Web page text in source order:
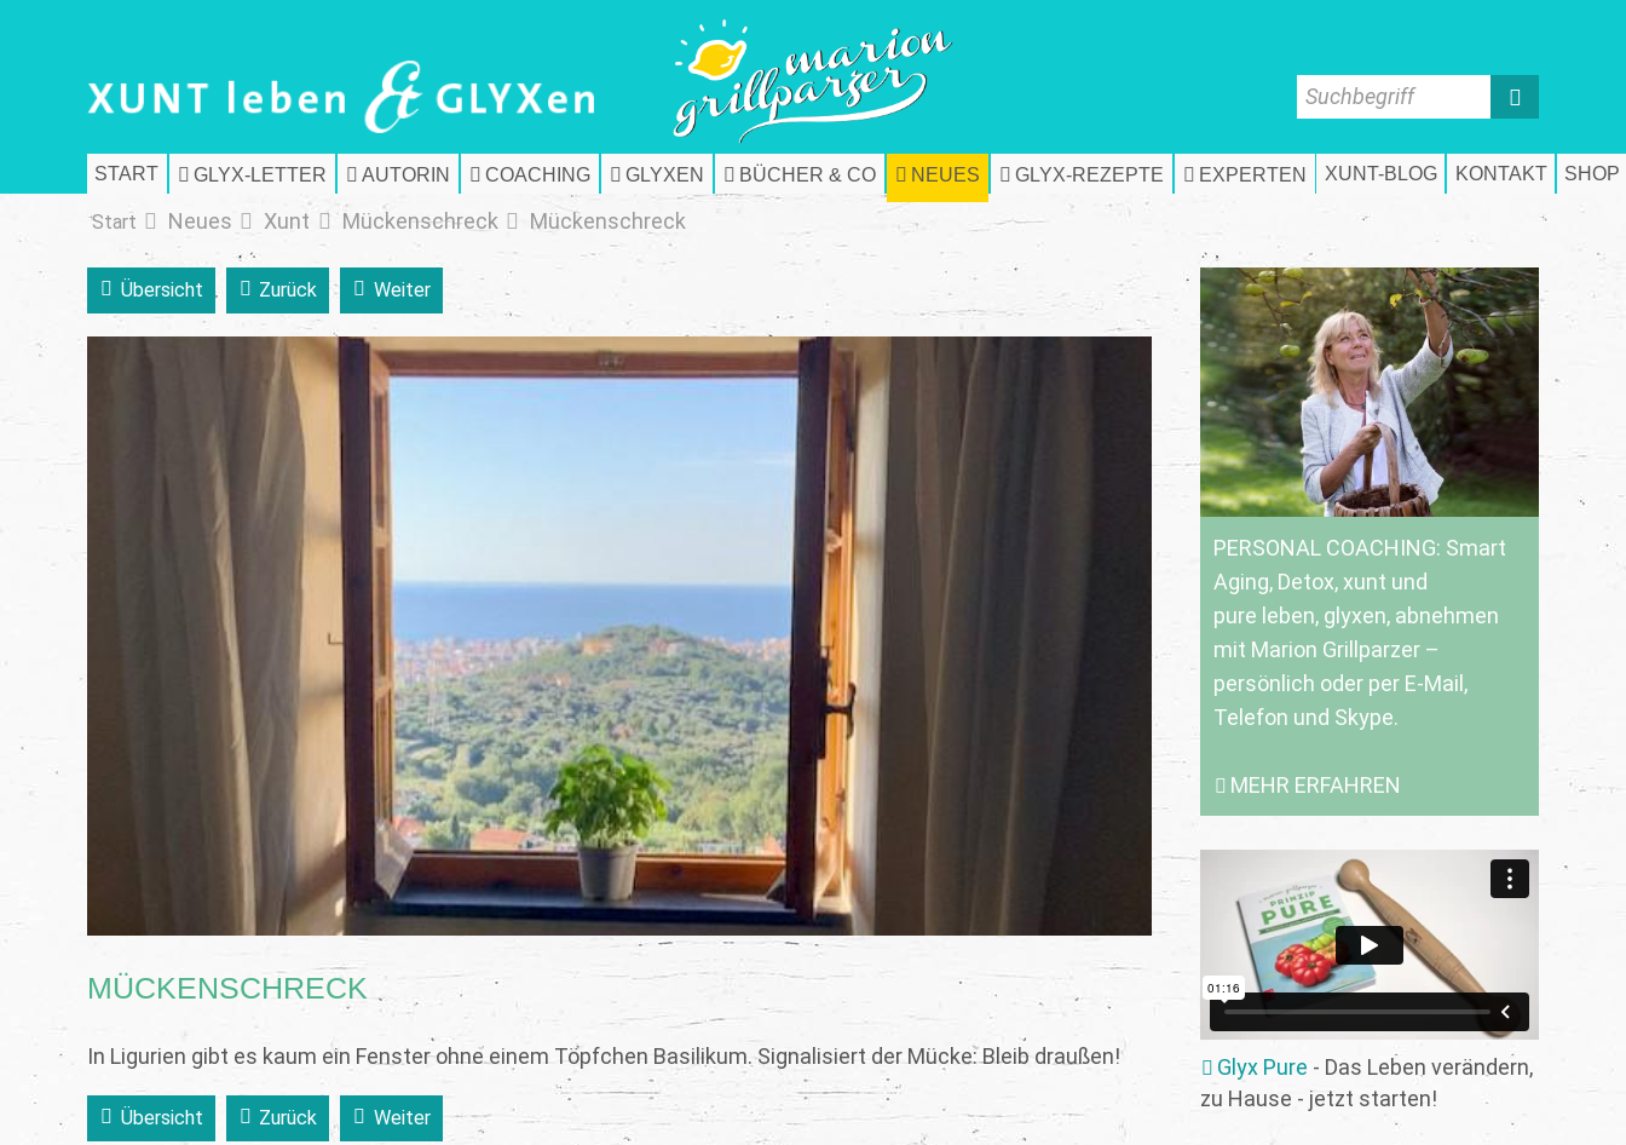
START GLYX-LETTER AUTORIN COACHING GLYXEN BÜCHER & CO NEUES GLYX-REZEPTE EXPERTEN XUNT-BLOG KONTAKT SHOP
Suchbegriff
Start Neues Xunt Mückenschreck Mückenschreck
PERSONAL COACHING: Smart
Aging, Detox, xunt und
pure leben, glyxen, abnehmen
mit Marion Grillparzer –
persönlich oder per E-Mail,
Telefon und Skype.
MEHR ERFAHREN
Glyx Pure - Das Leben verändern,
zu Hause - jetzt starten!
Übersicht Zurück Weiter
MÜCKENSCHRECK
In Ligurien gibt es kaum ein Fenster ohne einem Töpfchen Basilikum. Signalisiert der Mücke: Bleib draußen!
Übersicht Zurück Weiter